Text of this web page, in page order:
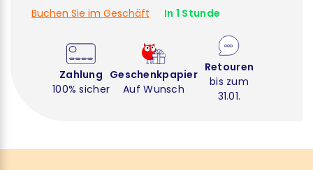
Buchen Sie im Geschäft
In 1 Stunde
Zahlung
100% sicher
Geschenkpapier
Auf Wunsch
Retouren
bis zum
31.01.